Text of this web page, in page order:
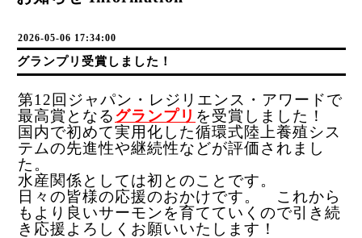
2026-05-06 17:34:00
グランプリ受賞しました！
第12回 ジャパン・レジリエンス・アワードで
最高賞となるグランプリ を受賞しました！
国内で初めて実用化した循環式陸上養殖シス
テムの先進性や継続性などが評価されまし
た。
水産関係としては初とのことです。
日々の皆様の応援のおかけです。 これから
もより良いサーモンを育てていくので引き続
き応援よろしくお願いいたします！